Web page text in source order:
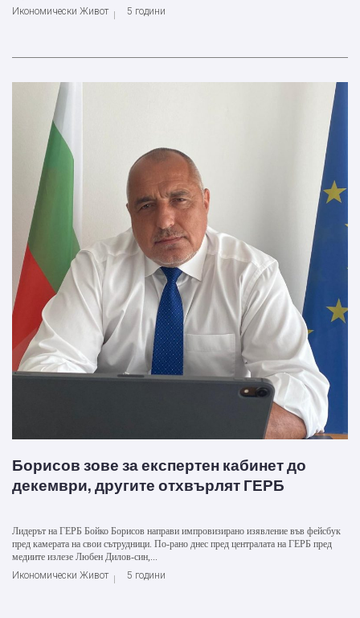
Икономически Живот
5 години
Борисов зове за експертен кабинет до
декември, другите отхвърлят ГЕРБ
Лидерът на ГЕРБ Бойко Борисов направи импровизирано изявление във фейсбук
пред камерата на свои сътрудници. По-рано днес пред централата на ГЕРБ пред
медиите излезе Любен Дилов-син,...
Икономически Живот
5 години